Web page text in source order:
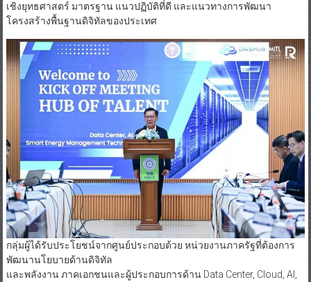
เชิงยุทธศาสตร์ มาตรฐาน แนวปฏิบัติที่ดี และแนวทางการพัฒนา
โครงสร้างพื้นฐานดิจิทัลของประเทศ
กลุ่มผู้ได้รับประโยชน์จากศูนย์ประกอบด้วย หน่วยงานภาครัฐที่ต้องการ
พัฒนานโยบายด้านดิจิทัล
และพลังงาน ภาคเอกชนและผู้ประกอบการด้าน Data Center, Cloud, AI,